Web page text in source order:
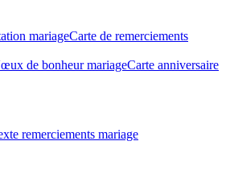
mariageCarte de remerciements
de bonheur mariageCarte anniversaire
remerciements mariage